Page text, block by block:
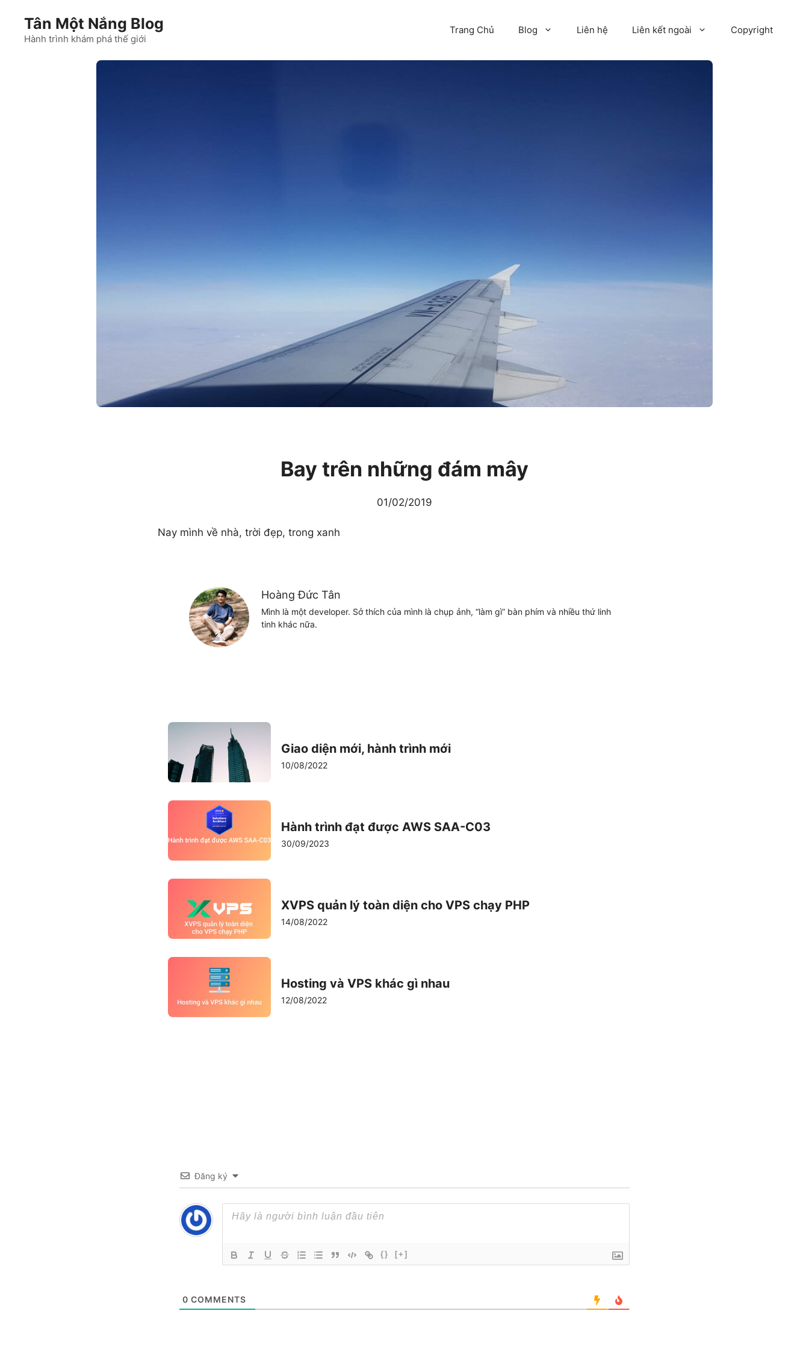
Tân Một Nắng Blog
Hành trình khám phá thế giới
Trang Chủ Blog Liên hệ Liên kết ngoài Copyright
Bay trên những đám mây
01/02/2019
Nay mình về nhà, trời đẹp, trong xanh
Hoàng Đức Tân
Mình là một developer. Sở thích của mình là chụp ảnh, “làm gì” bàn phím và nhiều thứ linh
tinh khác nữa.
Giao diện mới, hành trình mới
10/08/2022
Hành trình đạt được AWS SAA-C03
30/09/2023
XVPS quản lý toàn diện cho VPS chạy PHP
14/08/2022
Hosting và VPS khác gì nhau
12/08/2022
Đăng ký
{} [+]
0 COMMENTS